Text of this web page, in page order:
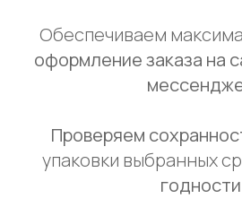
Обеспечиваем
оформление заказа на
Проверяем
упаковки выбранных
годности